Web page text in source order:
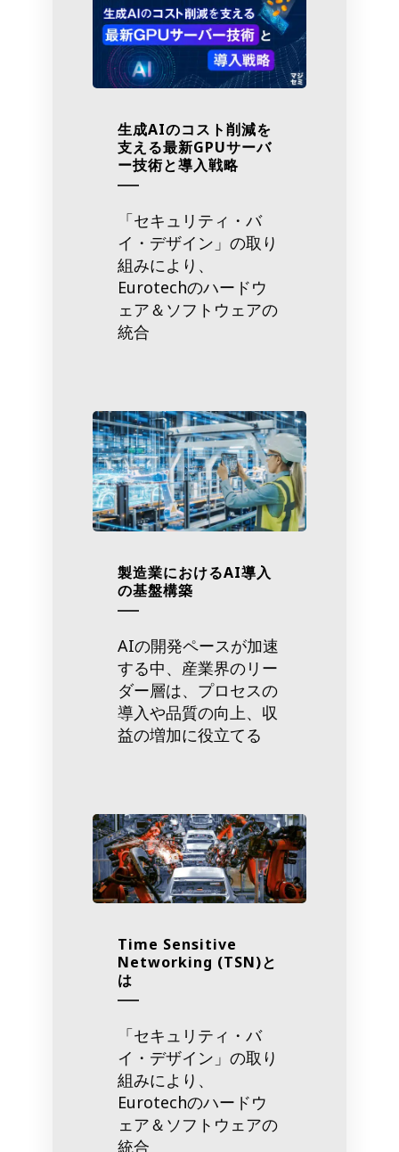
生成AIのコスト削減を
支える最新GPUサーバ
ー技術と導入戦略
「セキュリティ・バ
イ・デザイン」の取り
組みにより、
Eurotechのハードウ
ェア＆ソフトウェアの
統合
製造業におけるAI導入
の基盤構築
AIの開発ペースが加速
する中、産業界のリー
ダー層は、プロセスの
導入や品質の向上、収
益の増加に役立てる
Time Sensitive
Networking (TSN)と
は
「セキュリティ・バ
イ・デザイン」の取り
組みにより、
Eurotechのハードウ
ェア＆ソフトウェアの
統合